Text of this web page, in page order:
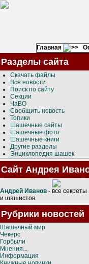
Главная
Разделы сайта
Скачать файлы
Все новости
Поиск по сайту
Секции
ЧаВО
Сообщить новость
Топики
Шашечные сайты
Шашечные фото
Шашечные книги
Другие разделы
Энциклопедия шашек
Сайт Андрея
Андрей Иванов - все
и шашистов
Рубрики новостей
Шашечный мир
Чекерс
Горбыли
Мнения...
Информация